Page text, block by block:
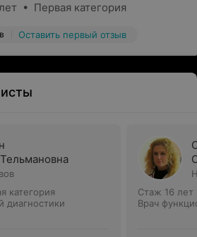
• Первая категория
Оставить первый отзыв
категория
диагностики
Стаж 16 лет
Врач